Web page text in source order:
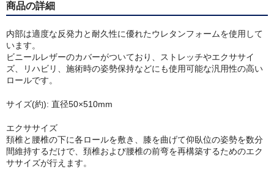
会員限定商品
セール特価品
キャンペーン
セミナーチケット
ブランドで探す
商品の詳細
内部は適度な反発力と耐久性に優れたウレタンフォームを使用して
います。
ビニールレザーのカバーがついており、ストレッチやエクササイ
ズ、リハビリ、施術時の姿勢保持などにも使用可能な汎用性の高い
ロールです。
サイズ(約): 直径50×510mm
エクササイズ
頚椎と腰椎の下に各ロールを敷き、膝を曲げて仰臥位の姿勢を数分
間維持するだけで、頚椎および腰椎の前弯を再構築するためのエク
ササイズが行えます。